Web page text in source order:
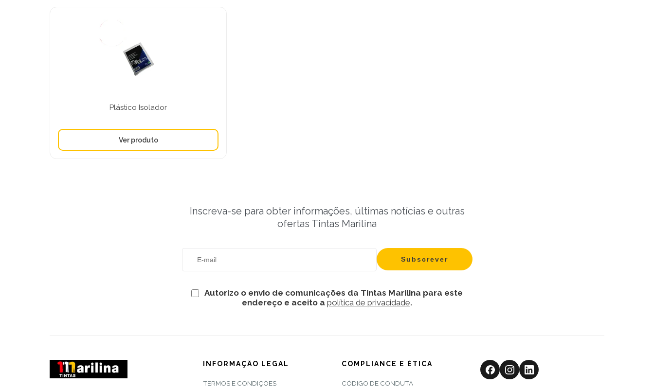
Plástico Isolador
Inscreva-se para obter informações, últimas notícias e outras
ofertas Tintas Marilina
Autorizo o envio de comunicações da Tintas Marilina para este
endereço e aceito a política de privacidade.
INFORMAÇÃO LEGAL
TERMOS E CONDIÇÕES
COMPLIANCE E ÉTICA
CÓDIGO DE CONDUTA